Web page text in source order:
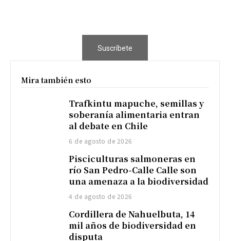
Suscríbete
Mira también esto
Trafkintu mapuche, semillas y
soberanía alimentaria entran
al debate en Chile
6 de agosto de 2026
Pisciculturas salmoneras en
río San Pedro-Calle Calle son
una amenaza a la biodiversidad
4 de agosto de 2026
Cordillera de Nahuelbuta, 14
mil años de biodiversidad en
disputa